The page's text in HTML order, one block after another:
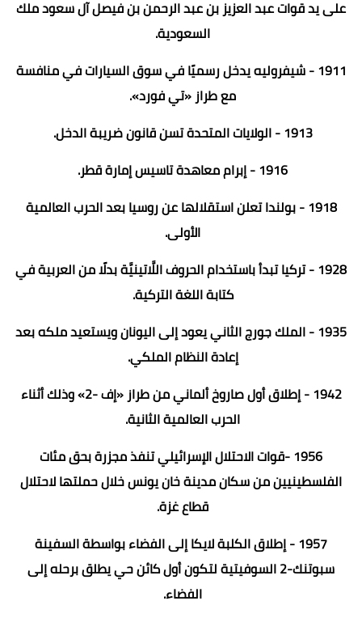
على يد قوات عبد العزيز بن عبد الرحمن بن فيصل آل سعود ملك
السعودية.
1911 - شيفروليه يدخل رسميًا في سوق السيارات في منافسة
مع طراز «تي فورد».
1913 - الولايات المتحدة تسن قانون ضريبة الدخل.
1916 - إبرام معاهدة تاسيس إمارة قطر.
1918 - بولندا تعلن استقلالها عن روسيا بعد الحرب العالمية
الأولى.
1928 - تركيا تبدأ باستخدام الحروف اللَّاتينيَّة بدلًا من العربية في
كتابة اللغة التركية.
1935 - الملك جورج الثاني يعود إلى اليونان ويستعيد ملكه بعد
إعادة النظام الملكي.
1942 - إطلاق أول صاروخ ألماني من طراز «إف -2» وذلك أثناء
الحرب العالمية الثانية.
1956 -قوات الاحتلال الإسرائيلي تنفذ مجزرة بحق مئات
الفلسطينيين من سكان مدينة خان يونس خلال حملتها لاحتلال
قطاع غزة.
1957 - إطلاق الكلبة لايكا إلى الفضاء بواسطة السفينة
سبوتنك-2 السوفيتية لتكون أول كائن حي يطلق برحله إلى
الفضاء.